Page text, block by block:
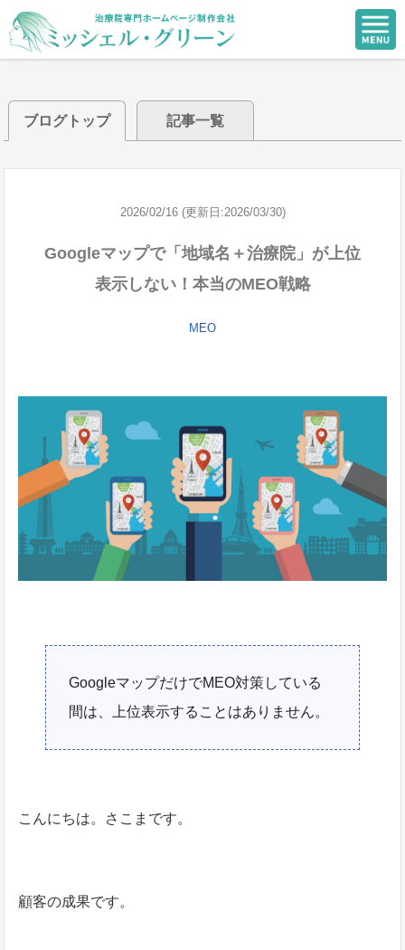
ブログトップ 記事一覧
2026/02/16 (更新日:2026/03/30)
Googleマップで「地域名＋治療院」が上位
表示しない！本当のMEO戦略
MEO
GoogleマップだけでMEO対策している
間は、上位表示することはありません。
こんにちは。さこまです。
顧客の成果です。